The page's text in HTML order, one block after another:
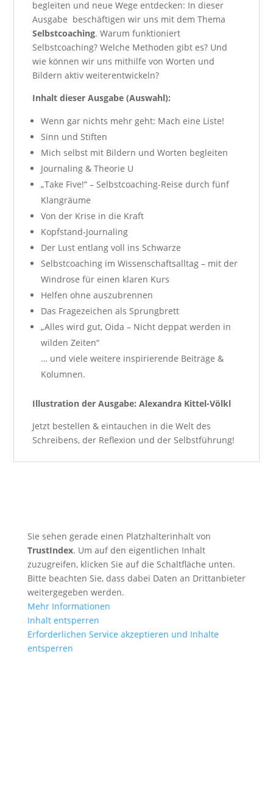
begleiten und neue Wege entdecken: In dieser
Ausgabe beschäftigen wir uns mit dem Thema
Selbstcoaching. Warum funktioniert
Selbstcoaching? Welche Methoden gibt es? Und
wie können wir uns mithilfe von Worten und
Bildern aktiv weiterentwickeln?
Inhalt dieser Ausgabe (Auswahl):
Wenn gar nichts mehr geht: Mach eine Liste!
Sinn und Stiften
Mich selbst mit Bildern und Worten begleiten
Journaling & Theorie U
„Take Five!“ – Selbstcoaching-Reise durch fünf
Klangräume
Von der Krise in die Kraft
Kopfstand-Journaling
Der Lust entlang voll ins Schwarze
Selbstcoaching im Wissenschaftsalltag – mit der
Windrose für einen klaren Kurs
Helfen ohne auszubrennen
Das Fragezeichen als Sprungbrett
„Alles wird gut, Oida – Nicht deppat werden in
wilden Zeiten“
… und viele weitere inspirierende Beiträge &
Kolumnen.
Illustration der Ausgabe: Alexandra Kittel-Völkl
Jetzt bestellen & eintauchen in die Welt des
Schreibens, der Reflexion und der Selbstführung!
Sie sehen gerade einen Platzhalterinhalt von
TrustIndex. Um auf den eigentlichen Inhalt
zuzugreifen, klicken Sie auf die Schaltfläche unten.
Bitte beachten Sie, dass dabei Daten an Drittanbieter
weitergegeben werden.
Mehr Informationen
Inhalt entsperren
Erforderlichen Service akzeptieren und Inhalte
entsperren